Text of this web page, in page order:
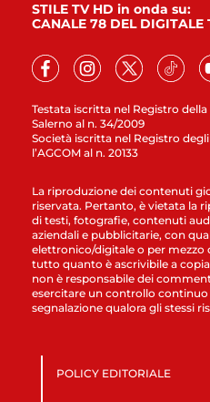
Testata iscritta nel Registro
Salerno al n. 34/2009
Società iscritta nel Registro
l’AGCOM al n. 20133
STILE TV HD in onda su:
CANALE 78 DEL DIGITALE
La riproduzione dei contenuti
riservata. Pertanto, è vietata la
di testi, fotografie, contenuti
aziendali e pubblicitarie, con
elettronico/digitale o per mezzo
tutto quanto è ascrivibile a
non è responsabile dei
esercitare un controllo
segnalazione qualora gli stessi
POLICY EDITORIALE